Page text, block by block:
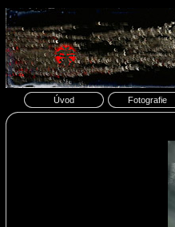
Úvod Fotografie